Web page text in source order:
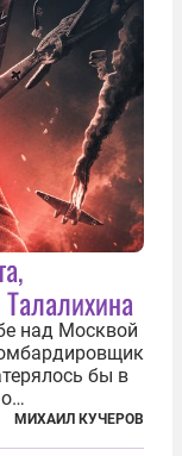
над Москвой
бы в
в
таранов.
МИХАИЛ КУЧЕРОВ